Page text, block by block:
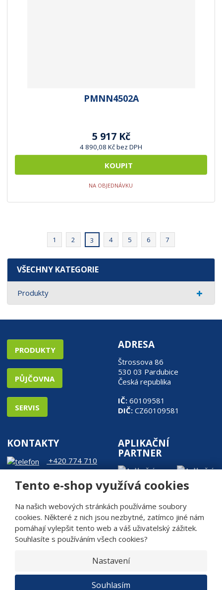
Tento e-shop využívá cookies
Na našich webových stránkách používáme soubory
cookies. Některé z nich jsou nezbytné, zatímco jiné nám
pomáhají vylepšit tento web a váš uživatelský zážitek.
Souhlasíte s používáním všech cookies?
Nastavení
Souhlasím
PMNN4502A
5 917 Kč
4 890,08 Kč bez DPH
KOUPIT
NA OBJEDNÁVKU
1 2 3 4 5 6 7
VŠECHNY KATEGORIE
Produkty
PRODUKTY
PŮJČOVNA
SERVIS
ADRESA
Štrossova 86
530 03 Pardubice
Česká republika
IČ: 60109581
DIČ: CZ60109581
KONTAKTY
+420 774 710
905
web@rde.cz
APLIKAČNÍ
PARTNER
Bezpečnost a ochrana osobních údajů
VYROBILA